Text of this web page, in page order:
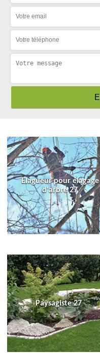
Elagueur pour élagage
d'arbre 27
Paysagiste 27